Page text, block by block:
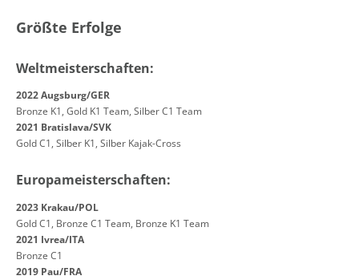
Größte Erfolge
Weltmeisterschaften:
2022 Augsburg/GER
Bronze K1, Gold K1 Team, Silber C1 Team
2021 Bratislava/SVK
Gold C1, Silber K1, Silber Kajak-Cross
Europameisterschaften:
2023 Krakau/POL
Gold C1, Bronze C1 Team, Bronze K1 Team
2021 Ivrea/ITA
Bronze C1
2019 Pau/FRA